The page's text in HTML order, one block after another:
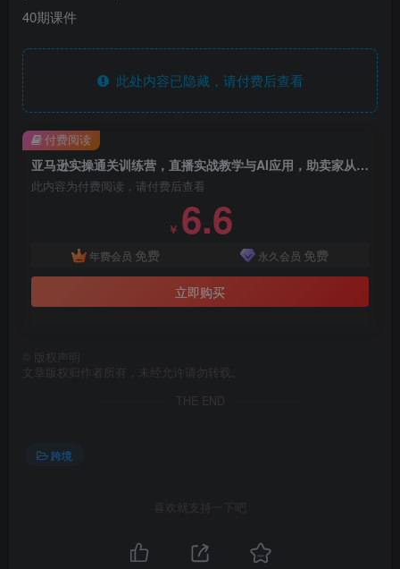
40期课件
此处内容已隐藏，请付费后查看
亚马逊实操通关训练营，直播实战教学与AI应用，助卖家从0到精通打造盈利店铺（更新5月8日）
此内容为付费阅读，请付费后查看
￥ 6.6
年费会员 免费 永久会员 免费
立即购买
付费阅读
版权声明
文章版权归作者所有，未经允许请勿转载。
THE END
跨境
喜欢就支持一下吧